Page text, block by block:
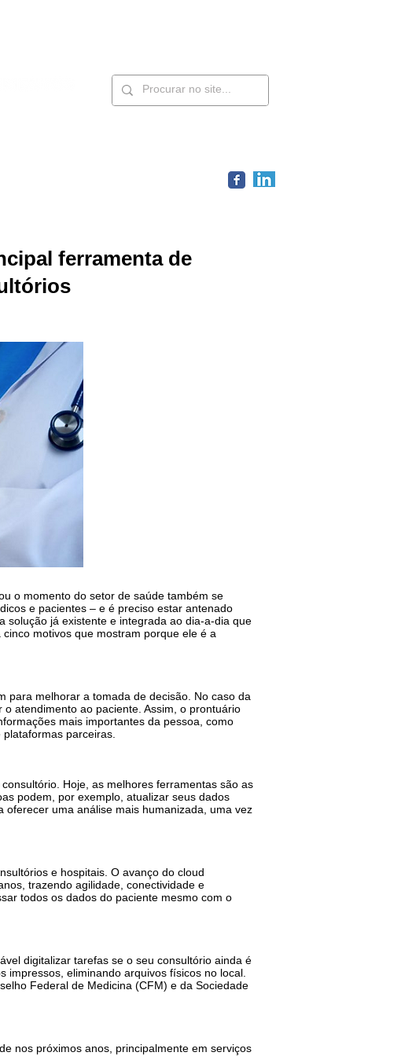
ferramenta de
o momento do setor de saúde também se
e pacientes – e é preciso estar antenado
solução já existente e integrada ao dia-a-dia que
motivos que mostram porque ele é a
para melhorar a tomada de decisão. No caso da
atendimento ao paciente. Assim, o prontuário
mais importantes da pessoa, como
parceiras.
Hoje, as melhores ferramentas são as
podem, por exemplo, atualizar seus dados
uma análise mais humanizada, uma vez
e hospitais. O avanço do cloud
trazendo agilidade, conectividade e
todos os dados do paciente mesmo com o
digitalizar tarefas se o seu consultório ainda é
eliminando arquivos físicos no local.
Federal de Medicina (CFM) e da Sociedade
nos próximos anos, principalmente em serviços